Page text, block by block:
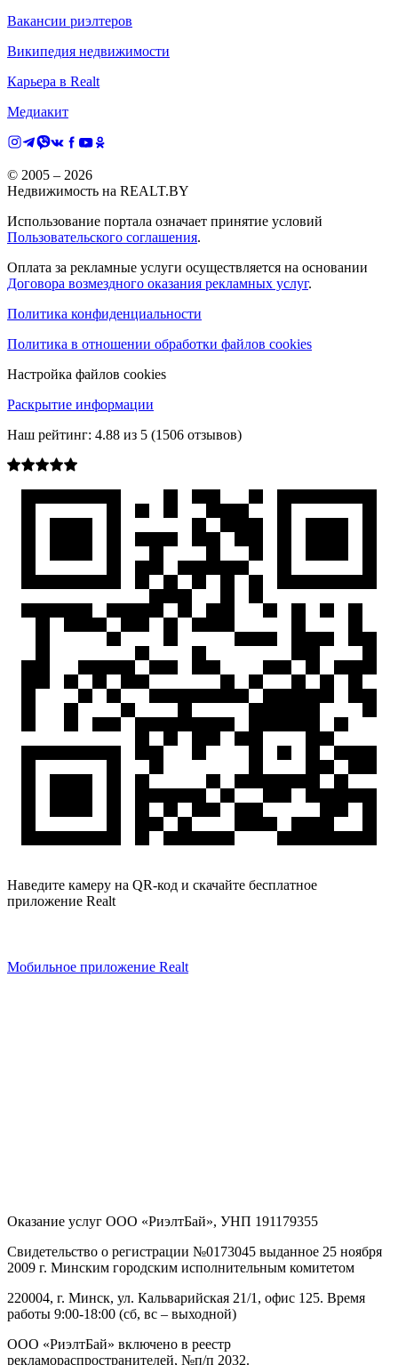
Вакансии риэлтеров
Википедия недвижимости
Карьера в Realt
Медиакит
© 2005 – 2026
Недвижимость на REALT.BY
Использование портала означает принятие условий
Пользовательского соглашения.
Оплата за рекламные услуги осуществляется на основании
Договора возмездного оказания рекламных услуг.
Политика конфиденциальности
Политика в отношении обработки файлов cookies
Настройка файлов cookies
Раскрытие информации
Наш рейтинг: 4.88 из 5 (1506 отзывов)
Наведите камеру на QR-код и скачайте бесплатное
приложение Realt
Мобильное приложение Realt
Оказание услуг ООО «РиэлтБай», УНП 191179355
Свидетельство о регистрации №0173045 выданное 25 ноября
2009 г. Минским городским исполнительным комитетом
220004, г. Минск, ул. Кальварийская 21/1, офис 125. Время
работы 9:00-18:00 (сб, вс – выходной)
ООО «РиэлтБай» включено в реестр
рекламораспространителей, №п/п 2032.